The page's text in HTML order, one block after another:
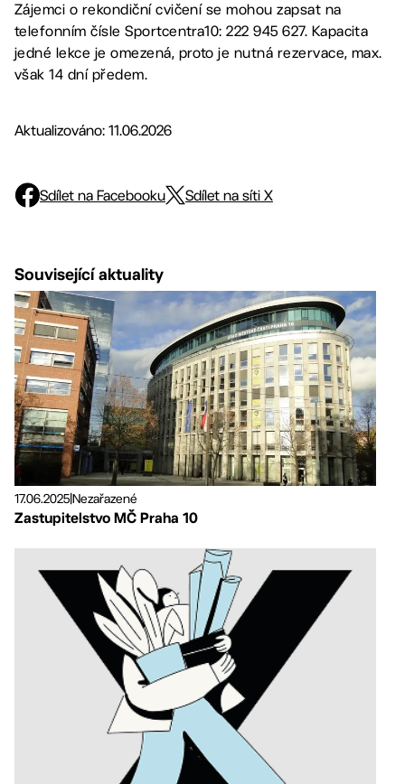
Zájemci o rekondiční cvičení se mohou zapsat na
telefonním čísle Sportcentra10: 222 945 627. Kapacita
jedné lekce je omezená, proto je nutná rezervace, max.
však 14 dní předem.
Aktualizováno: 11.06.2026
Sdílet na Facebooku Sdílet na síti X
Související aktuality
17.06.2025Nezařazené
Zastupitelstvo MČ Praha 10